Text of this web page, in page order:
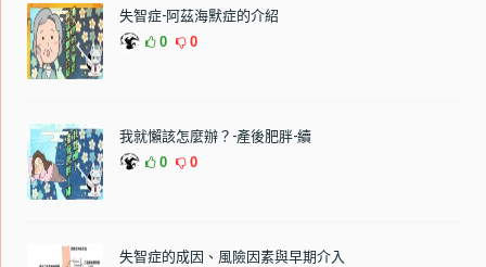
失智症-阿茲海默症的介紹
0 0
我就懶該怎麼辦？-產後肥胖-續
0 0
失智症的成因、風險因素與早期介入